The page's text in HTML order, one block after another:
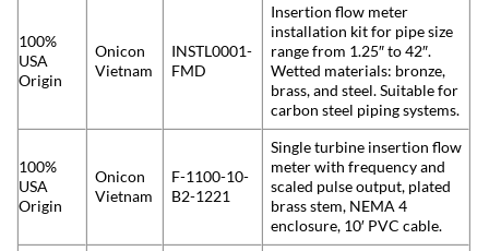
100%
USA
Origin
Onicon
Vietnam
INSTL0001-
FMD
Insertion flow meter
installation kit for pipe size
range from 1.25″ to 42″.
Wetted materials: bronze,
brass, and steel. Suitable for
carbon steel piping systems.
100%
USA
Origin
Onicon
Vietnam
F-1100-10-
B2-1221
Single turbine insertion flow
meter with frequency and
scaled pulse output, plated
brass stem, NEMA 4
enclosure, 10′ PVC cable.